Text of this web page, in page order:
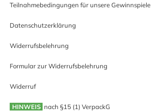
Teilnahmebedingungen für unsere Gewinnspiele
Datenschutzerklärung
Widerrufsbelehrung
Formular zur Widerrufsbelehrung
Widerruf
HINWEIS nach §15 (1) VerpackG